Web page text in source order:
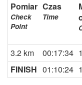
Pomiar
Check
Point
Czas
Time
3.2 km 00:17:34
FINISH 01:10:24